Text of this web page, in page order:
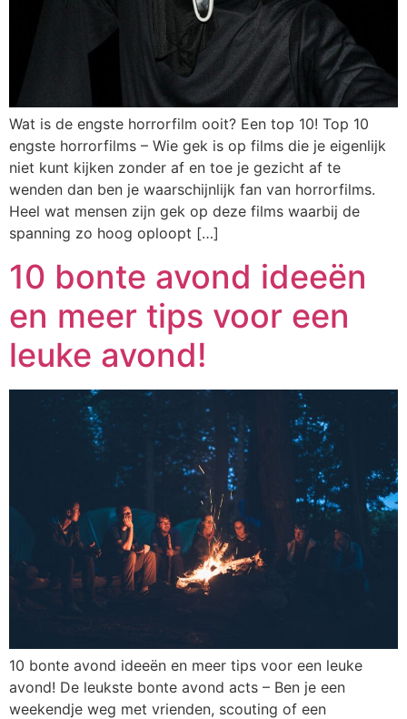
Wat is de engste horrorfilm ooit? Een top 10! Top 10
engste horrorfilms – Wie gek is op films die je eigenlijk
niet kunt kijken zonder af en toe je gezicht af te
wenden dan ben je waarschijnlijk fan van horrorfilms.
Heel wat mensen zijn gek op deze films waarbij de
spanning zo hoog oploopt […]
10 bonte avond ideeën
en meer tips voor een
leuke avond!
10 bonte avond ideeën en meer tips voor een leuke
avond! De leukste bonte avond acts – Ben je een
weekendje weg met vrienden, scouting of een